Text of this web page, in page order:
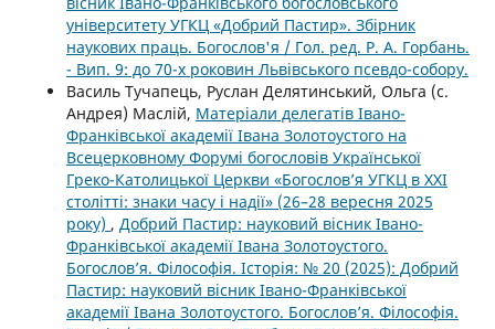
університету УГКЦ «Добрий Пастир». Збірник
наукових праць. Богослов'я / Гол. ред. Р. А. Горбань.
- Вип. 9: до 70-х роковин Львівського псевдо-собору.
Василь Тучапець, Руслан Делятинський, Ольга (с.
Андрея) Маслій, Матеріали делегатів Івано-
Франківської академії Івана Золотоустого на
Всецерковному Форумі богословів Української
Греко-Католицької Церкви «Богослов’я УГКЦ в ХХІ
столітті: знаки часу і надії» (26–28 вересня 2025
року) , Добрий Пастир: науковий вісник Івано-
Франківської академії Івана Золотоустого.
Богослов’я. Філософія. Історія: № 20 (2025): Добрий
Пастир: науковий вісник Івано-Франківської
академії Івана Золотоустого. Богослов’я. Філософія.